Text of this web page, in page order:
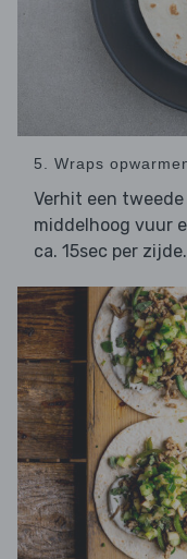
5. Wraps
Verhit een
middelhoog vuur
ca. 15sec per zijde.